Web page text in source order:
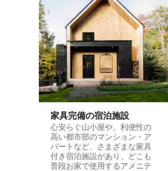
家具完備の宿⁠泊⁠施⁠設
心安らぐ山小屋や、利便性の
高い都市部のマンション・ア
パートなど、さまざまな家具
付き宿泊施設があり、どこも
普段お家で使用するアメニテ